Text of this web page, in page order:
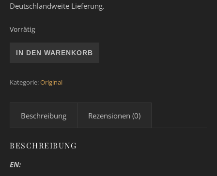
Deutschlandweite Lieferung.
Vorrätig
IN DEN WARENKORB
Kategorie:Original
Beschreibung Rezensionen (0)
BESCHREIBUNG
EN: